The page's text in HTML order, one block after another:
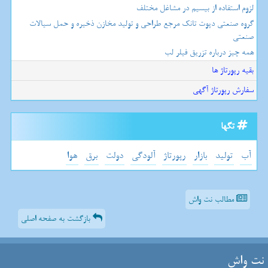
لزوم استفاده از بیسیم در مشاغل مختلف
گروه صنعتی دپوت تانک مرجع طراحی و تولید مخازن ذخیره و حمل سیالات
صنعتی
همه چیز درباره تزریق فیلر لب
بقیه رپورتاژ ها
سفارش رپورتاژ آگهی
تگها
آب تولید بازار رپورتاژ آلودگی دولت برق هوا
مطالب نت واش
بازگشت به صفحه اصلی
نت واش